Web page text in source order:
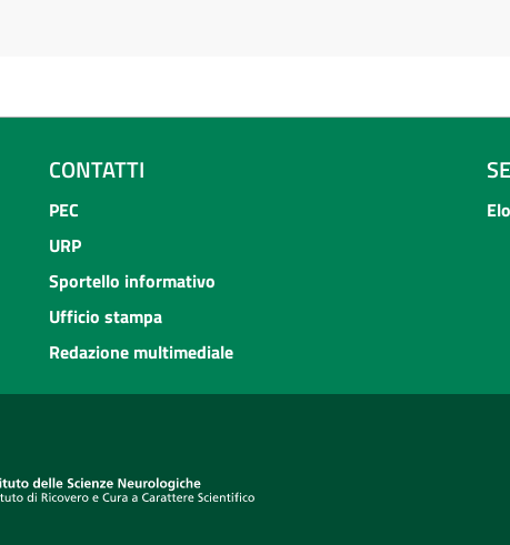
CONTATTI
PEC
URP
Sportello informativo
Ufficio stampa
Redazione multimediale